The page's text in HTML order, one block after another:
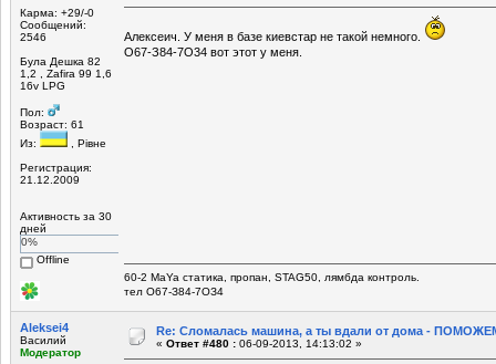
Карма: +29/-0
Сообщений:
2546
Була Дешка 82
1,2 , Zafira 99 1,6
16v LPG
Пол:
Возраст: 61
Из:
, Рівне
Регистрация:
21.12.2009
Активность за 30
дней
0%
Offline
Алексеич. У меня в базе киевстар не такой немного.
О67-З84-7О34 вот этот у меня.
60-2 MaYa статика, пропан, STAG50, лямбда контроль.
тел О67-З84-7ОЗ4
Aleksei4
Василий
Модератор
Re: Сломалась машина, а ты вдали от дома -
« Ответ #480 : 06-09-2013, 14:13:02 »